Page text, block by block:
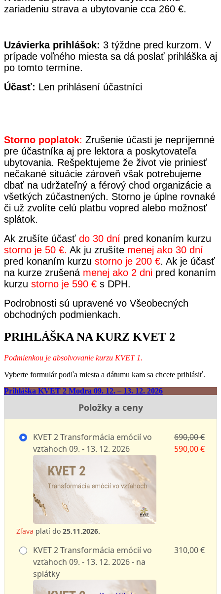
zariadeniu strava a ubytovanie cca 260 €.
Uzávierka prihlášok: 3 týždne pred kurzom. V
prípade voľného miesta sa dá poslať prihláška aj
po tomto termíne.
Účasť: Len prihlásení účastníci
Storno poplatok: Zrušenie účasti je nepríjemné
pre účastníka aj pre lektora a poskytovateľa
ubytovania. Rešpektujeme že život vie priniesť
nečakané situácie zároveň však potrebujeme
dbať na udržateľný a férový chod organizácie a
všetkých zúčastnených. Storno je úplne rovnaké
či už zvolíte celú platbu vopred alebo možnosť
splátok.
Ak zrušíte účasť do 30 dní pred konaním kurzu
storno je 50 €. Ak ju zrušíte menej ako 30 dní
pred konaním kurzu storno je 200 €. Ak je účasť
na kurze zrušená menej ako 2 dni pred konaním
kurzu storno je 590 € s DPH.
Podrobnosti sú upravené vo Všeobecných
obchodných podmienkach.
PRIHLÁŠKA NA KURZ KVET 2
Podmienkou je absolvovanie kurzu KVET 1.
Vyberte formulár podľa miesta a dátumu kam sa chcete prihlásiť.
Prihláška KVET 2 Modra 09. 12. – 13. 12. 2026
Položky a ceny
KVET 2 Transformácia emócií vo
vzťahoch 09. - 13. 12. 2026
690,00 €
590,00 €
Zľava platí do 25.11.2026.
KVET 2 Transformácia emócií vo
vzťahoch 09. - 13. 12. 2026 - na
splátky
310,00 €